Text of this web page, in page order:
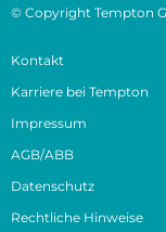
© Copyright Tempton
Kontakt
Karriere bei Tempton
Impressum
AGB/ABB
Datenschutz
Rechtliche Hinweise